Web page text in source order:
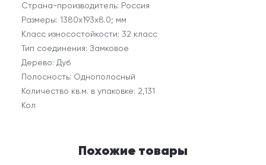
Страна-производитель: Россия
Размеры: 1380х193х8.0; мм
Класс износостойкости: 32 класс
Тип соединения: Замковое
Дерево: Дуб
Полосность: Однополосный
Количество кв.м. в упаковке: 2,131
Кол
Похожие товары